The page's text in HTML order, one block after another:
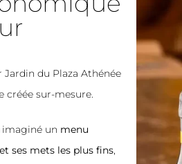
Jardin du Plaza Athénée
créée sur-mesure.
imaginé un menu
ses mets les plus fins,